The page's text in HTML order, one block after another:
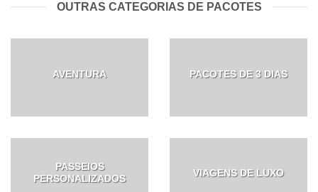
OUTRAS CATEGORIAS DE PACOTES
AVENTURA PACOTES DE 3 DIAS
PASSEIOS
PERSONALIZADOS
VIAGENS DE LUXO